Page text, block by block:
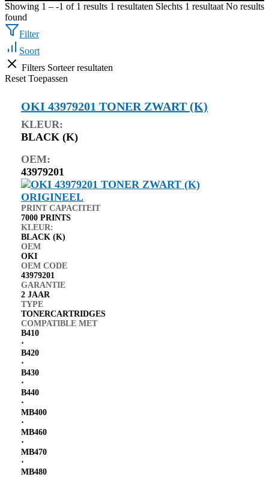
Showing 1 – -1 of 1 results 1 resultaten Slechts 1 resultaat No results
found
Filter
Soort
Filters Sorteer resultaten
Reset Toepassen
OKI 43979201 TONER ZWART (K)
KLEUR:
BLACK (K)
OEM:
43979201
PRINT CAPACITEIT
7000 PRINTS
KLEUR:
BLACK (K)
OEM
OKI
OEM CODE
43979201
GARANTIE
2 JAAR
TYPE
TONERCARTRIDGES
COMPATIBLE MET
B410
⋅
B420
⋅
B430
⋅
B440
⋅
MB400
⋅
MB460
⋅
MB470
⋅
MB480